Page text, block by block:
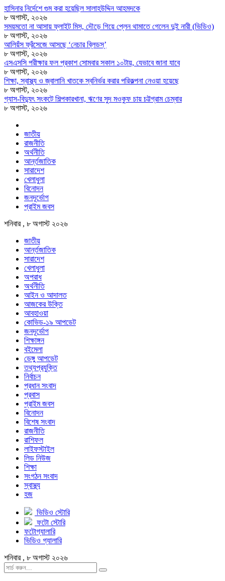
হাসিনার নির্দেশে গুম করা হয়েছিল সালাহউদ্দিন আহমদকে
৮ অগাস্ট, ২০২৬
সময়মতো না আসায় ফ্লাইট মিস, দৌড়ে গিয়ে প্লেন থামাতে গেলেন দুই নারী (ভিডিও)
৮ অগাস্ট, ২০২৬
আলিয়ঁস ফ্রঁসেজে আসছে ‘নেচার ব্লিডস্’
৮ অগাস্ট, ২০২৬
এসএসসি পরীক্ষার ফল প্রকাশ সোমবার সকাল ১০টায়, যেভাবে জানা যাবে
৮ অগাস্ট, ২০২৬
শিক্ষা, স্বাস্থ্য ও জ্বালানি খাতকে স্বনির্ভর করার পরিকল্পনা নেওয়া হয়েছে
৮ অগাস্ট, ২০২৬
গ্যাস-বিদ্যুৎ সংকটে শিল্পকারখানা, ঋণের সুদ মওকুফ চায় চট্টগ্রাম চেম্বার
৮ অগাস্ট, ২০২৬
জাতীয়
রাজনীতি
অর্থনীতি
আর্ন্তজাতিক
সারাদেশ
খেলাধুলা
বিনোদন
জনদূর্ভোগ
প্রাইম জবস
শনিবার , ৮ অগাস্ট ২০২৬
জাতীয়
আর্ন্তজাতিক
সারাদেশ
খেলাধুলা
অপরাধ
অর্থনীতি
আইন ও আদালত
আজকের উক্তি
আবহাওয়া
কোভিড-১৯ আপডেট
জনদূর্ভোগ
শিক্ষাঙ্গন
বইমেলা
ডেঙ্গু আপডেট
তথ্যপ্রযুক্তি
নির্বাচন
প্রধান সংবাদ
প্রবাস
প্রাইম জবস
বিনোদন
বিশেষ সংবাদ
রাজনীতি
রাশিফল
লাইফস্টাইল
লিড নিউজ
শিক্ষা
সংগঠন সংবাদ
স্বাস্থ্য
হজ
ভিডিও স্টোরি
ফটো স্টোরি
ফটোগ্যালারি
ভিডিও গ্যালারি
শনিবার , ৮ অগাস্ট ২০২৬